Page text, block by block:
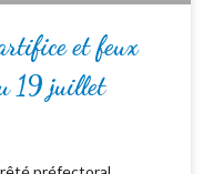
et feux
19 juillet